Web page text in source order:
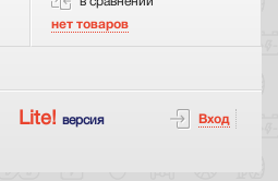
нет товаров
Lite! версия Вход